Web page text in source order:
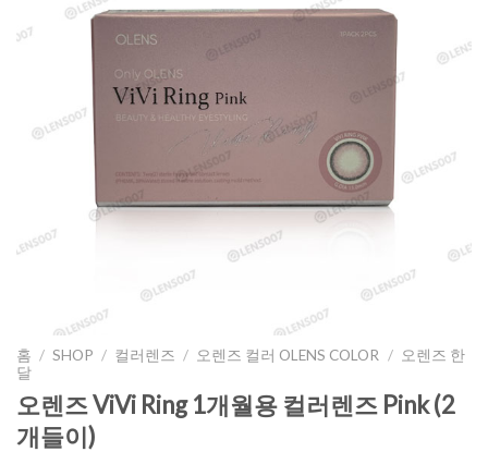
홈 / SHOP / 컬러렌즈 / 오렌즈 컬러 OLENS COLOR / 오렌즈 한
달
오렌즈 ViVi Ring 1개월용 컬러렌즈 Pink (2
개들이)